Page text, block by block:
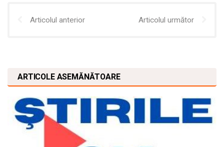
Articolul anterior Articolul următor
ARTICOLE ASEMĂNĂTOARE